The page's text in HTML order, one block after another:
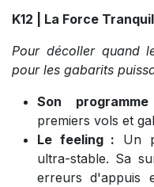
K12 | La Force
Pour décoller quand
pour les gabarits
Son
premiers vols et
Le feeling : Un
ultra-stable. Sa
erreurs d'appuis